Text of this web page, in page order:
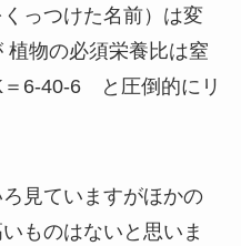
っつけた名前）は変
植物の必須栄養比は窒
6-40-6 と圧倒的にリ
見ていますがほかの
ものはないと思いま